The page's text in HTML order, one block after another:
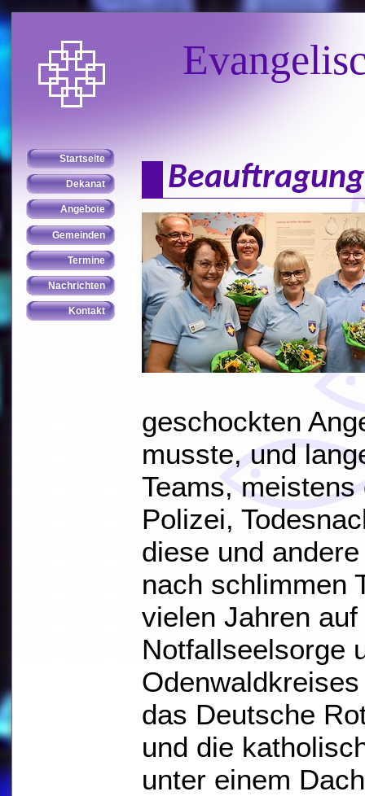
geschockten
musste, und
Teams,
Polizei,
diese und
nach schlimmen
vielen Jahren
Notfallseelsorge
das Deutsche
und die
unter einem